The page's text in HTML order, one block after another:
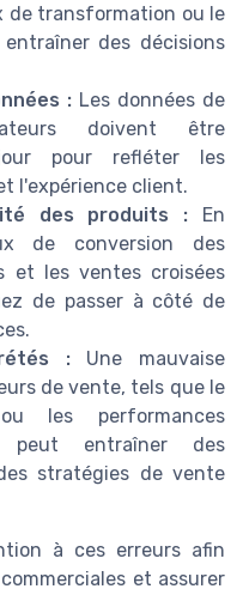
de transformation ou le
des décisions
:Les données de
doivent être
pour refléter les
l'expérience client.
des produits : En
de conversion des
et les ventes croisées
de passer à côté de
:Une mauvaise
de vente, tels que le
les performances
peut entraîner des
stratégies de vente
à ces erreurs afin
et assurer